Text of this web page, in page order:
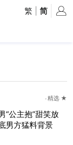
繁 简
精选 ★
“公主抱”甜笑放
男方猛料背景